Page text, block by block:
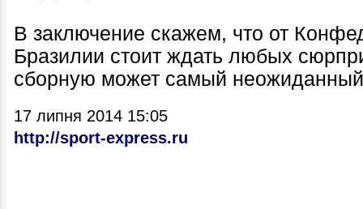
В заключение скажем, что от
Бразилии стоит ждать любых
сборную может самый
17 липня 2014 15:05
http://sport-express.ru